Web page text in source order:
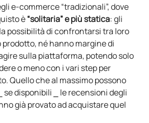
e-commerce “tradizionali”, dove
è“solitaria” e più statica: gli
possibilità di confrontarsi tra loro
né hanno margine di
sulla piattaforma, potendo solo
o meno con i vari step per
Quello che al massimo possono
disponibili ⎯ le recensioni degli
già provato ad acquistare quel